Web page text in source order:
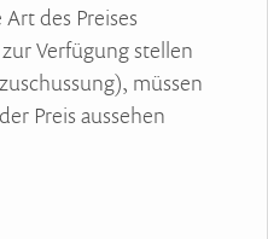
des Preises
Verfügung stellen
müssen
Preis aussehen